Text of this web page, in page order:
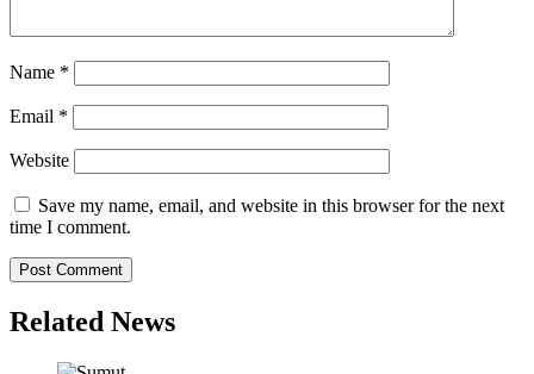
Name *
Email *
Website
Save my name, email, and website in this browser for the next
time I comment.
Related News